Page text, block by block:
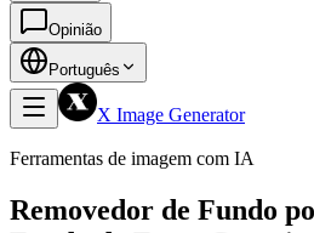
Opinião
Português
X Image Generator
Ferramentas de imagem com IA
Removedor de Fundo